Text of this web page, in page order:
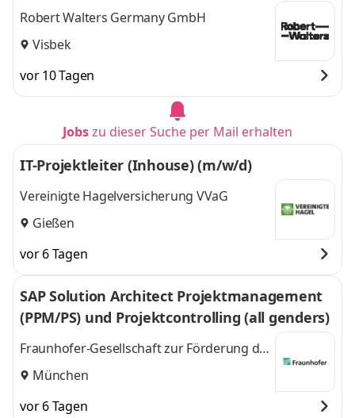
Robert Walters Germany GmbH
Visbek
vor 10 Tagen
Jobszu dieser Suche per Mail erhalten
IT-Projektleiter (Inhouse) (m/w/d)
Vereinigte Hagelversicherung VVaG
Gießen
vor 6 Tagen
SAP Solution Architect Projektmanagement
(PPM/PS) und Projektcontrolling (all genders)
Fraunhofer-Gesellschaft zur Förderung der
angewandten Forschung e.V.
München
vor 6 Tagen